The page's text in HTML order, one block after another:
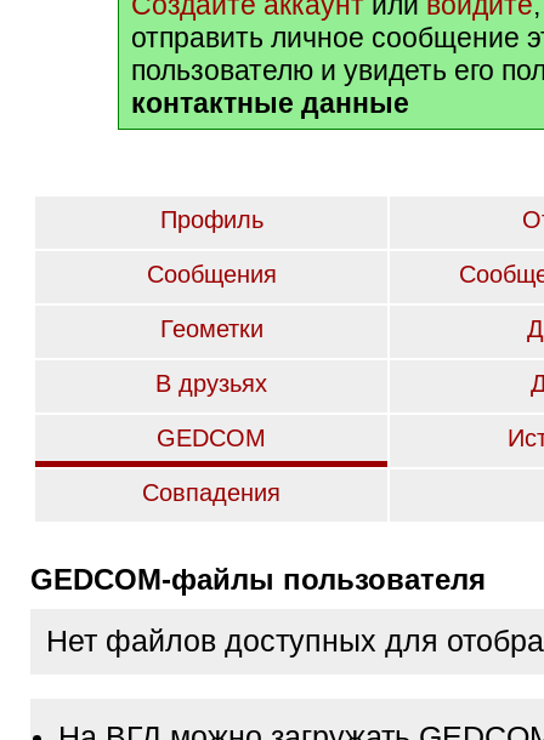
отправить личное сообщение
пользователю и увидеть его
контактные данные
Профиль
Сообщения
Геометки
В друзьях
GEDCOM
Совпадения
GEDCOM-файлы пользователя
Нет файлов доступных для